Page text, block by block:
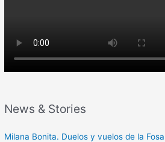
News & Stories
Milana Bonita. Duelos y vuelos de la